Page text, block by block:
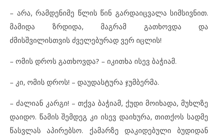
– არა, რამდენიმე წლის წინ გარდაიცვალა სიმსივნით.
მამიდა ზრდიდა, მაგრამ გათხოვდა და
ძმისშვილისთვის ძველებურად ვერ იცლის!
– ომის დროს გათხოვდა? – იკითხა ისევ ბაჭიამ.
– კი, ომის დროს! – დაუდასტურა ჯუმბერმა.
– ძალიან კარგი! – თქვა ბაჭიამ, ქუდი მოიხადა, მუხლზე
დაიდო. წამის შემდეგ კი ისევ დაიხურა, თითქოს სადმე
წასვლას აპირებსო. ქამარზე დაკიდებული ბუდიდან